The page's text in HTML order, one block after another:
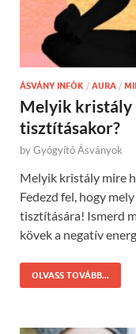
ÁSVÁNY INFÓK / AURA /
Melyik kristály
tisztításakor?
byGyógyító Ásványok
Melyik kristály mire
Fedezd fel, hogy
tisztítására! Ismerd
kövek a negatív
OLVASS TOVÁBB...